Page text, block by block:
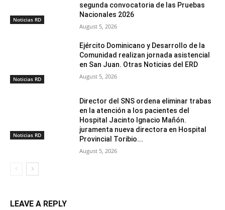
Noticias RD
segunda convocatoria de las Pruebas
Nacionales 2026
August 5, 2026
Noticias RD
Ejército Dominicano y Desarrollo de la
Comunidad realizan jornada asistencial
en San Juan. Otras Noticias del ERD
August 5, 2026
Noticias RD
Director del SNS ordena eliminar trabas
en la atención a los pacientes del
Hospital Jacinto Ignacio Mañón.
juramenta nueva directora en Hospital
Provincial Toribio...
August 5, 2026
LEAVE A REPLY